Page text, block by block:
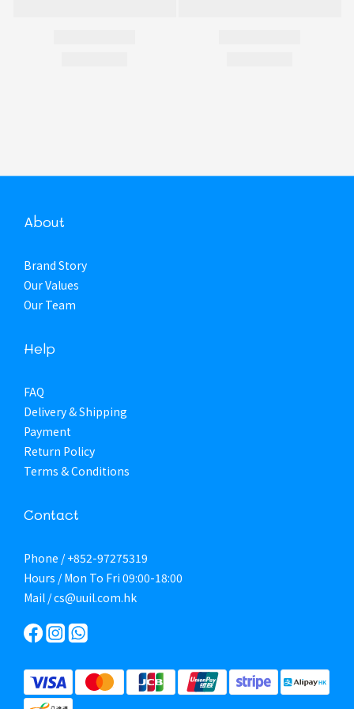
About
Brand Story
Our Values
Our Team
Help
FAQ
Delivery & Shipping
Payment
Return Policy
Terms & Conditions
Contact
Phone / +852-97275319
Hours / Mon To Fri 09:00-18:00
Mail / cs@uuil.com.hk